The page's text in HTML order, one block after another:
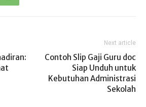
Next article
Contoh Slip Gaji Guru doc
Siap Unduh untuk
Kebutuhan Administrasi
Sekolah